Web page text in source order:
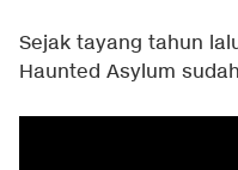
Sejak tayang tahun
Haunted Asylum